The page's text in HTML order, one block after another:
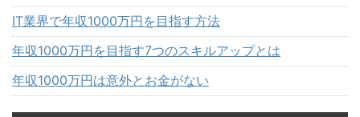
IT業界で年収1000万円を目指す方法
年収1000万円を目指す7つのスキルアップとは
年収1000万円は意外とお金がない